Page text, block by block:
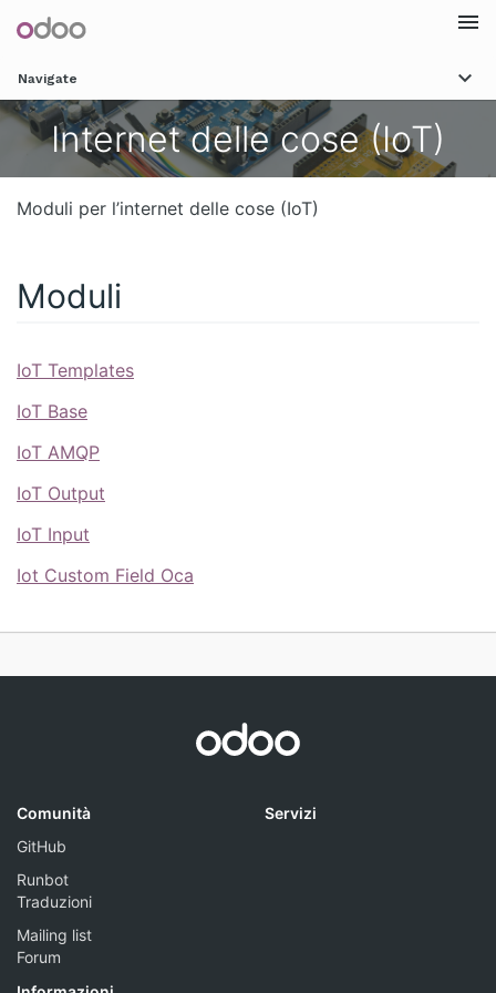
Navigate
Internet delle cose (IoT)
Moduli per l’internet delle cose (IoT)
Moduli
IoT Templates
IoT Base
IoT AMQP
IoT Output
IoT Input
Iot Custom Field Oca
Comunità
GitHub
Runbot
Traduzioni
Mailing list
Forum
Servizi